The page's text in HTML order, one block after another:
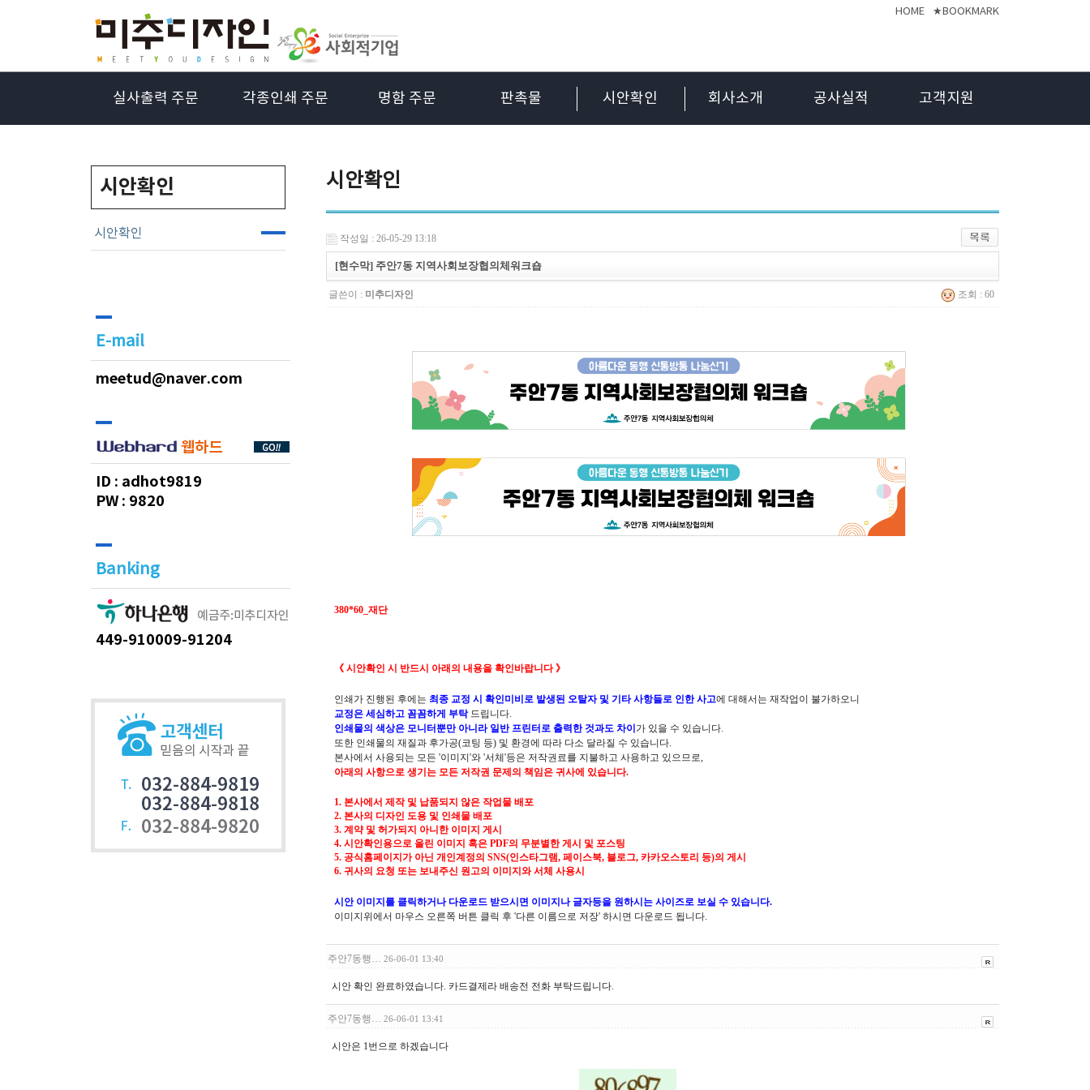
HOME ★BOOKMARK
실사출력 주문 각종인쇄 주문 명함 주문 판촉물 시안확인 회사소개 공사실적 고객지원
시안확인
시안확인
E-mail
meetud@naver.com
ID : adhot9819
PW : 9820
Banking
449-910009-91204
시안확인
작성일 : 26-05-29 13:18
[현수막] 주안7동 지역사회보장협의체워크숍
글쓴이 : 미추디자인 조회 : 60
380*60_재단
《 시안확인 시 반드시 아래의 내용을 확인바랍니다 》
인쇄가 진행된 후에는 최종 교정 시 확인미비로 발생된 오탈자 및 기타 사항들로 인한 사고에 대해서는 재작업이 불가하오니
교정은 세심하고 꼼꼼하게 부탁드립니다.
인쇄물의 색상은 모니터뿐만 아니라 일반 프린터로 출력한 것과도 차이 가 있을 수 있습니다.
또한 인쇄물의 재질과 후가공(코팅 등) 및 환경에 따라 다소 달라질 수 있습니다.
본사에서 사용되는 모든 '이미지'와 '서체'등은 저작권료를 지불하고 사용하고 있으므로,
아래의 사항으로 생기는 모든 저작권 문제의 책임은 귀사에 있습니다.
1. 본사에서 제작 및 납품되지 않은 작업물 배포
2. 본사의 디자인 도용 및 인쇄물 배포
3. 계약 및 허가되지 아니한 이미지 게시
4. 시안확인용으로 올린 이미지 혹은 PDF의 무분별한 게시 및 포스팅
5. 공식홈페이지가 아닌 개인계정의 SNS(인스타그램, 페이스북, 블로그, 카카오스토리 등)의 게시
6. 귀사의 요청 또는 보내주신 원고의 이미지와 서체 사용시
시안 이미지를 클릭하거나 다운로드 받으시면 이미지나 글자등을 원하시는 사이즈로 보실 수 있습니다.
이미지위에서 마우스 오른쪽 버튼 클릭 후 '다른 이름으로 저장' 하시면 다운로드 됩니다.
주안7동행… 26-06-01 13:40
시안 확인 완료하였습니다. 카드결제라 배송전 전화 부탁드립니다.
주안7동행… 26-06-01 13:41
시안은 1번으로 하겠습니다